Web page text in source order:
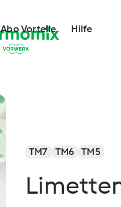
Abo Vorteile Hilfe
TM7 TM6 TM5